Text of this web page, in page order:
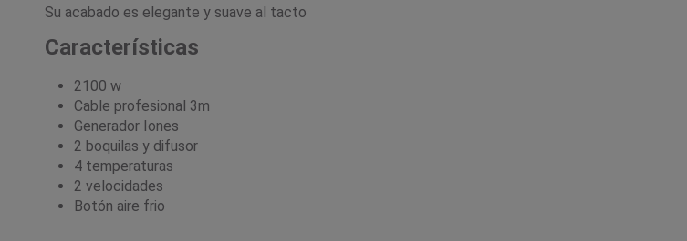
Su acabado es elegante y suave al tacto
Características
2100 w
Cable profesional 3m
Generador Iones
2 boquilas y difusor
4 temperaturas
2 velocidades
Botón aire frio